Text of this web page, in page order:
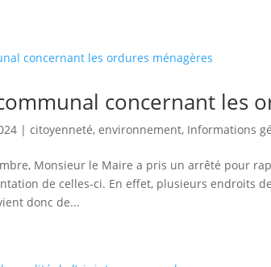
concernant les
|citoyenneté,environnement, Informations
Monsieur le Maire a pris un arrêté pour
de celles-ci. En effet, plusieurs endroits
donc de...